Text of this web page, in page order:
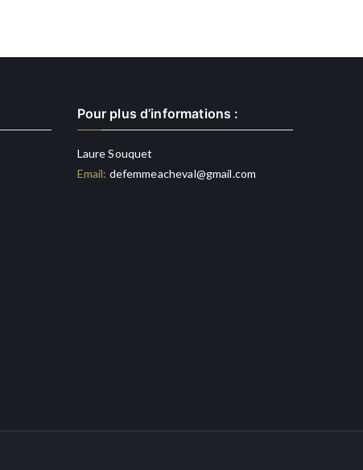
Pour plus d’informations :
Laure Souquet
Email: defemmeacheval@gmail.com